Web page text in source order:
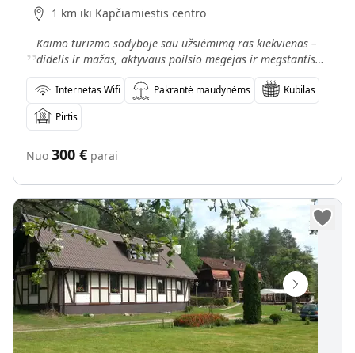
1 km iki Kapčiamiestis centro
„Kaimo turizmo sodyboje sau užsiėmimą ras kiekvienas –
didelis ir mažas, aktyvaus poilsio mėgėjas ir mėgstantis
savo laisvą laiką leisti ramiau. Dievinate žvejot
Internetas Wifi Pakrantė maudynėms
Kubilas
Pirtis
Nuo 300 € parai